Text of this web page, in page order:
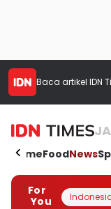
Baca artikel IDN
HomeFoodNews
For
You